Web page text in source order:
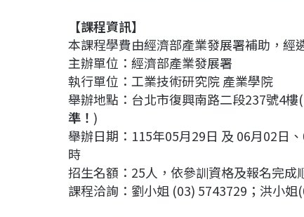
【課程資訊】
本課程學費由經濟部產業發展署補助，經
主辦單位：經濟部產業發展署
執行單位：工業技術研究院 產業學院
舉辦地點：台北市復興南路二段237號4樓
準！ )
舉辦日期：115年05月29日 及 06月02日
時
招生名額：25人，依參訓資格及報名完成
課程洽詢：劉小姐 (03) 5743729；洪小姐